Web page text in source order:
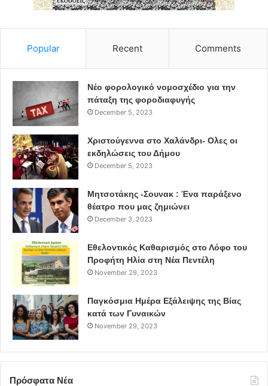
Popular Recent Comments
Νέο φορολογικό νομοσχέδιο για την
πάταξη της φοροδιαφυγής
December 5, 2023
Χριστούγεννα στο Χαλάνδρι- Ολες οι
εκδηλώσεις του Δήμου
December 5, 2023
Μητσοτάκης -Σουνακ : Ένα παράξενο
θέατρο που μας ζημιώνει
December 3, 2023
Εθελοντικός Καθαρισμός στο Λόφο του
Προφήτη Ηλία στη Νέα Πεντέλη
November 29, 2023
Παγκόσμια Ημέρα Εξάλειψης της Βίας
κατά των Γυναικών
November 29, 2023
Πρόσφατα Νέα